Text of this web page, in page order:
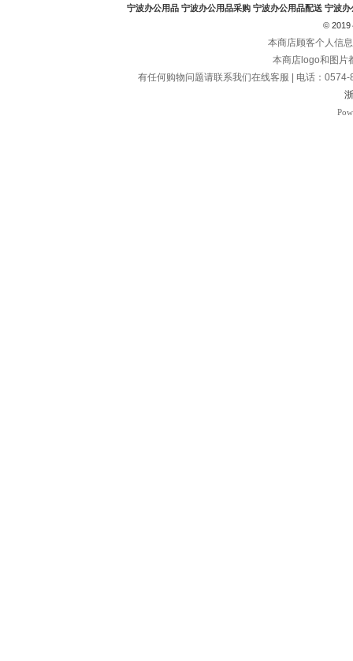
宁波办公用品 宁波办公用品采购 宁波办公用品配送 宁波办
© 2019
本商店顾客个人信
本商店logo和图片
有任何购物问题请联系我们在线客服 | 电话：